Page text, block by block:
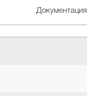
Документация